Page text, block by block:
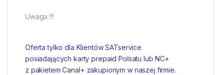
Uwaga !!!
Oferta tylko dla Klientów SATservice
posiadających karty prepaid Polsatu lub NC+
z pakietemCanal+ zakupionym w naszej firmie.